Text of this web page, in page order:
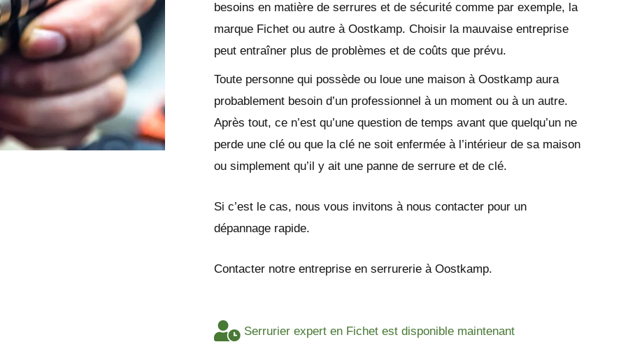
besoins en matière de serrures et de sécurité comme par exemple, la
marque Fichet ou autre à Oostkamp. Choisir la mauvaise entreprise
peut entraîner plus de problèmes et de coûts que prévu.
Toute personne qui possède ou loue une maison à Oostkamp aura
probablement besoin d’un professionnel à un moment ou à un autre.
Après tout, ce n’est qu’une question de temps avant que quelqu’un ne
perde une clé ou que la clé ne soit enfermée à l’intérieur de sa maison
ou simplement qu’il y ait une panne de serrure et de clé.
Si c’est le cas, nous vous invitons à nous contacter pour un
dépannage rapide.
Contacter notre entreprise en serrurerie à Oostkamp.
Serrurier expert en Fichet est disponible maintenant